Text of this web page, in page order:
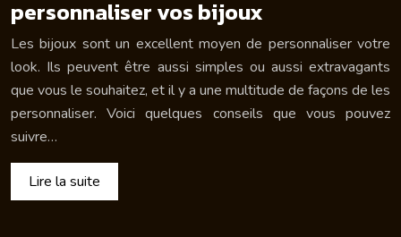
personnaliser vos bijoux
Les bijoux sont un excellent moyen de personnaliser votre
look. Ils peuvent être aussi simples ou aussi extravagants
que vous le souhaitez, et il y a une multitude de façons de les
personnaliser. Voici quelques conseils que vous pouvez
suivre…
Lire la suite